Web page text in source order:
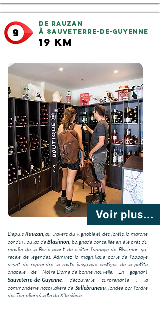
De Rauzan
à Sauveterre-de-Guyenne
19 km
Voir plus...
Depuis Rauzan,au travers du vignoble et des forêts, la marche
conduit au lac deBlasimon, baignade conseillée en été près du
moulin de la Borie avant de visiter l’abbaye de Blasimon qui
recèle de légendes. Admirez la magnifique porte de l’abbaye
avant de reprendre la route jusqu’aux vestiges de la petite
chapelle de Notre-Dame-de-bonne-nouvelle. En gagnant
Sauveterre-de-Guyenne, découverte surprenante : la
commanderie hospitalière de Sallebruneau, fondée par l'ordre
des Templiers à la fin du XIIe siècle.